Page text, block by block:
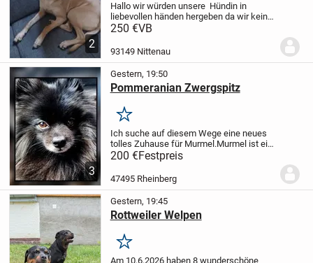
2
Hallo wir würden unsere Hündin in
liebevollen händen hergeben da wir kein
Platz in unserer neuen Wohnung und auch
Jahre alt. Leider verträgt sie sich nicht...
250 €VB
93149 Nittenau
3
Gestern, 19:50
Pommeranian Zwergspitz
Merken
Ich suche auf diesem Wege eine neues
tolles Zuhause für Murmel.Murmel ist ein
Pommeranian Zwergspitz Männchen. Er
ist 5 Jahre alt (seit Baby bei mir), nicht
kastriert (hat gesunde Babys gezeugt)
200 €Festpreis
47495 Rheinberg
Gestern, 19:45
Rottweiler Welpen
Merken
Am 10.6.2026 haben 8 wunderschöne